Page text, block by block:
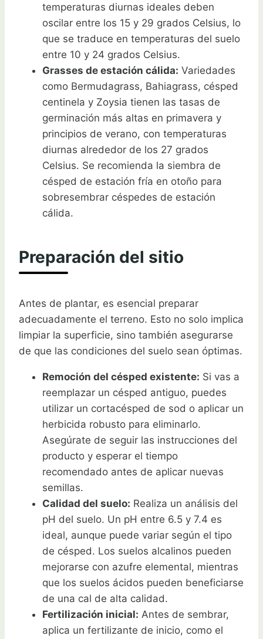
temperaturas diurnas ideales deben
oscilar entre los 15 y 29 grados Celsius, lo
que se traduce en temperaturas del suelo
entre 10 y 24 grados Celsius.
Grasses de estación cálida: Variedades
como Bermudagrass, Bahiagrass, césped
centinela y Zoysia tienen las tasas de
germinación más altas en primavera y
principios de verano, con temperaturas
diurnas alrededor de los 27 grados
Celsius. Se recomienda la siembra de
césped de estación fría en otoño para
sobresembrar céspedes de estación
cálida.
Preparación del sitio
Antes de plantar, es esencial preparar
adecuadamente el terreno. Esto no solo implica
limpiar la superficie, sino también asegurarse
de que las condiciones del suelo sean óptimas.
Remoción del césped existente: Si vas a
reemplazar un césped antiguo, puedes
utilizar un cortacésped de sod o aplicar un
herbicida robusto para eliminarlo.
Asegúrate de seguir las instrucciones del
producto y esperar el tiempo
recomendado antes de aplicar nuevas
semillas.
Calidad del suelo: Realiza un análisis del
pH del suelo. Un pH entre 6.5 y 7.4 es
ideal, aunque puede variar según el tipo
de césped. Los suelos alcalinos pueden
mejorarse con azufre elemental, mientras
que los suelos ácidos pueden beneficiarse
de una cal de alta calidad.
Fertilización inicial: Antes de sembrar,
aplica un fertilizante de inicio, como el